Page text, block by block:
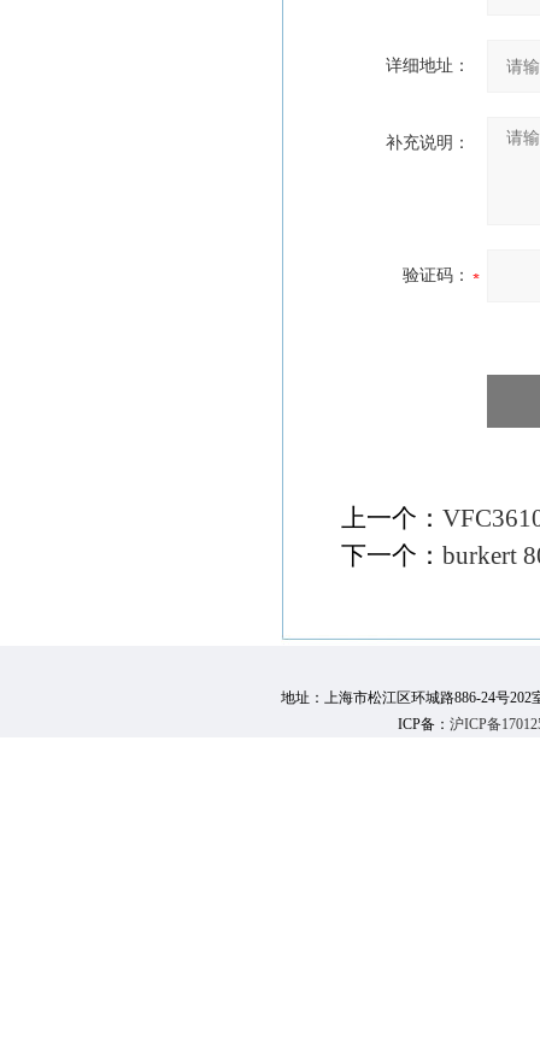
详细地址：
补充说明：
验证码：
上一个：
下一个： burkert
地址：上海市松江区环城路886-24号202
ICP备： 沪ICP备